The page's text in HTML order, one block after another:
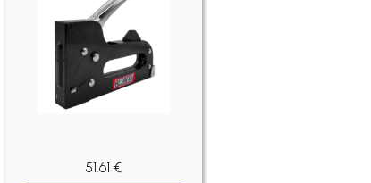
51.61 €